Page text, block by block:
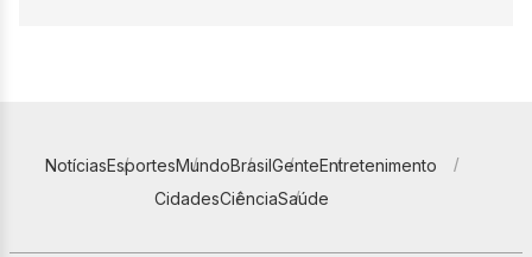
NotíciasEsportesMundoBrasilGenteEntretenimento
CidadesCiênciaSaúde